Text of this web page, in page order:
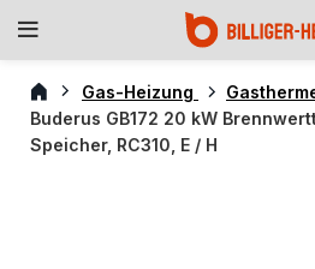
Gas-Heizung
Buderus GB172 20 kW
Speicher, RC310, E / H